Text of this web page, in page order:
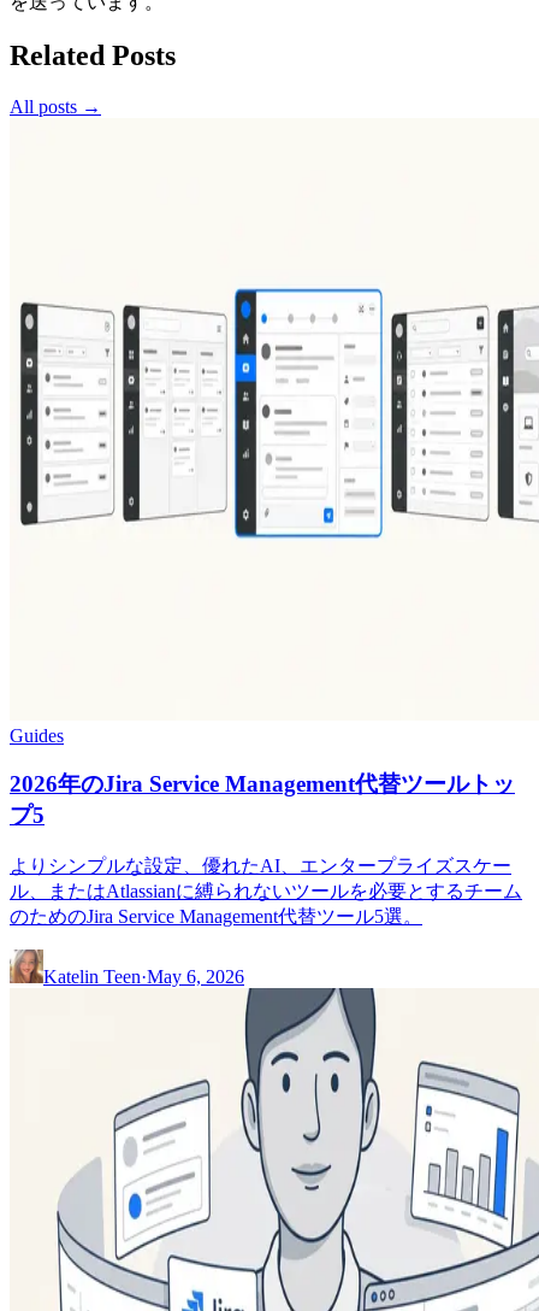
Related Posts
All posts →
Guides
2026年のJira Service Management代替ツールトッ
プ5
よりシンプルな設定、優れたAI、エンタープライズスケー
ル、またはAtlassianに縛られないツールを必要とするチーム
のためのJira Service Management代替ツール5選。
Katelin Teen·May 6, 2026